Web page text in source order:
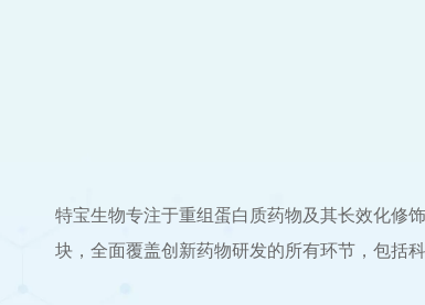
特宝生物专注于重组蛋白质药物及其长效化修
块，全面覆盖创新药物研发的所有环节，包括